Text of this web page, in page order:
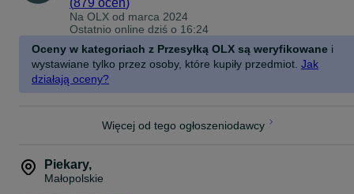
(879 ocen)
Na OLX od marca 2024
Ostatnio online dziś o 16:24
Oceny w kategoriach z Przesyłką OLX są weryfikowane i
wystawiane tylko przez osoby, które kupiły przedmiot. Jak
działają oceny?
Więcej od tego ogłoszeniodawcy
Piekary,
Małopolskie